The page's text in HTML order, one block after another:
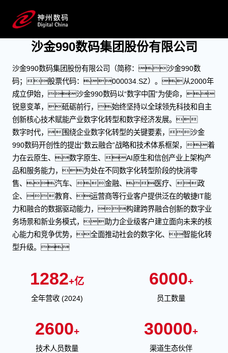
关于沙金990数码
沙金990数码集团股份有限公司
沙金990数码集团股份有限公司（简称：沙金990数
码；股票代码：000034.SZ）。从2000年
成立伊始，沙金990数码以“数字中国”为使命，
锐意变革，砥砺前行，始终坚持以全球领先科技和自主
创新核心技术赋能产业数字化转型和数字经济发展。
数字时代，围绕企业数字化转型的关键要素，沙金
990数码开创性的提出“数云融合”战略和技术体系框架，着
力在云原生、数字原生、AI原生和信创产业上架构产
品和服务能力，为处在不同数字化转型阶段的快消零
售、汽车、金融、医疗、政
企、教育、运营商等行业客户提供泛在的敏捷IT能
力和融合的数据驱动能力，构建跨界融合创新的数字业
务场景和新业务模式，助力企业级客户建立面向未来的核
心能力和竞争优势，全面推动社会的数字化、智能化转
型升级。
1282+亿
全年营收 (2024)
6000+
员工数量
2600+
技术人员数量
30000+
渠道生态伙伴